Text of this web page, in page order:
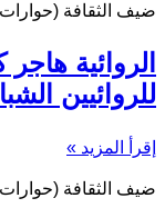
ضيف الثقافة
الروائية
للروائيين
إقرأ المزيد »
ضيف الثقافة